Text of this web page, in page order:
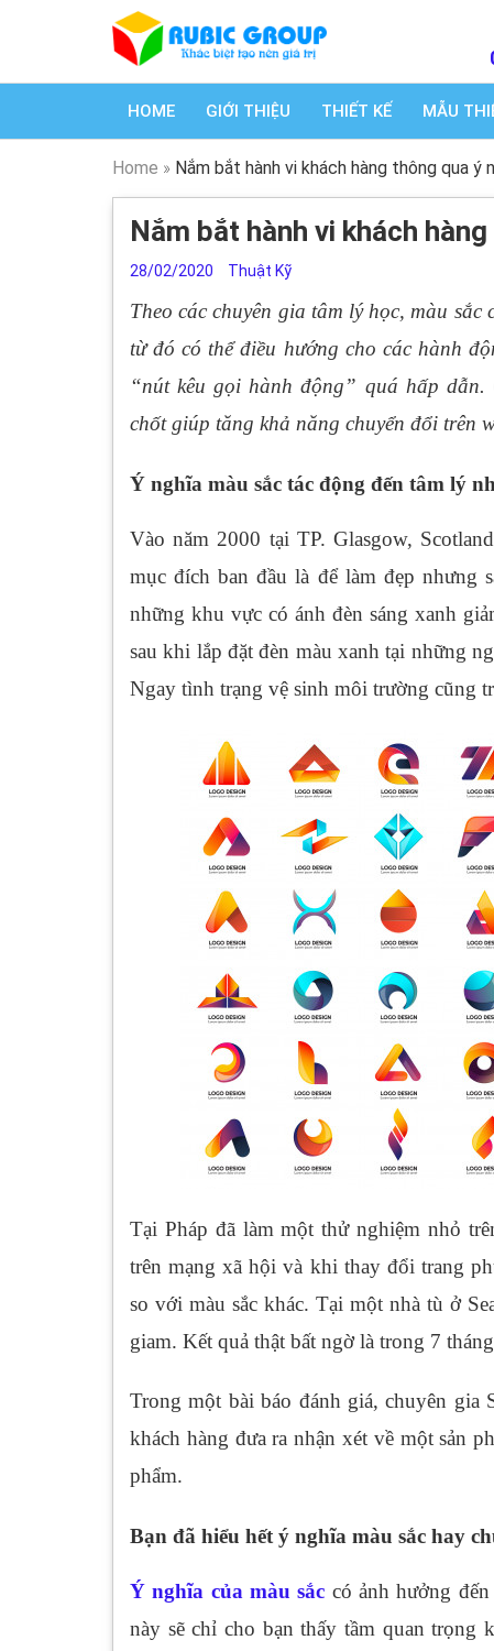
HOME GIỚI THIỆU THIẾT KẾ MẪU
Home » Nắm bắt hành vi khách hàng thông qua ý
Nắm bắt hành vi khách
28/02/2020 Thuật Kỹ
Theo các chuyên gia tâm lý học, màu
từ đó có thể điều hướng cho các hành
“nút kêu gọi hành động” quá hấp dẫn.
chốt giúp tăng khả năng chuyển đổi trên
Ý nghĩa màu sắc tác động đến tâm lý
Vào năm 2000 tại TP. Glasgow,
mục đích ban đầu là để làm đẹp nhưng
những khu vực có ánh đèn sáng xanh
sau khi lắp đặt đèn màu xanh tại những
Ngay tình trạng vệ sinh môi trường cũng
Tại Pháp đã làm một thử nghiệm nhỏ
trên mạng xã hội và khi thay đổi trang
so với màu sắc khác. Tại một nhà tù ở
giam. Kết quả thật bất ngờ là trong 7
Trong một bài báo đánh giá, chuyên gia
khách hàng đưa ra nhận xét về một sản
phẩm.
Bạn đã hiểu hết ý nghĩa màu sắc hay
Ý nghĩa của màu sắc có ảnh hưởng
này sẽ chỉ cho bạn thấy tầm quan trọng